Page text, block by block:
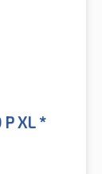
XL *